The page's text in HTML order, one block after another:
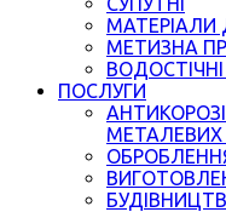
МАТЕРІАЛИ
МЕТИЗНА
ПОСЛУГИ
МЕТАЛЕВИХ